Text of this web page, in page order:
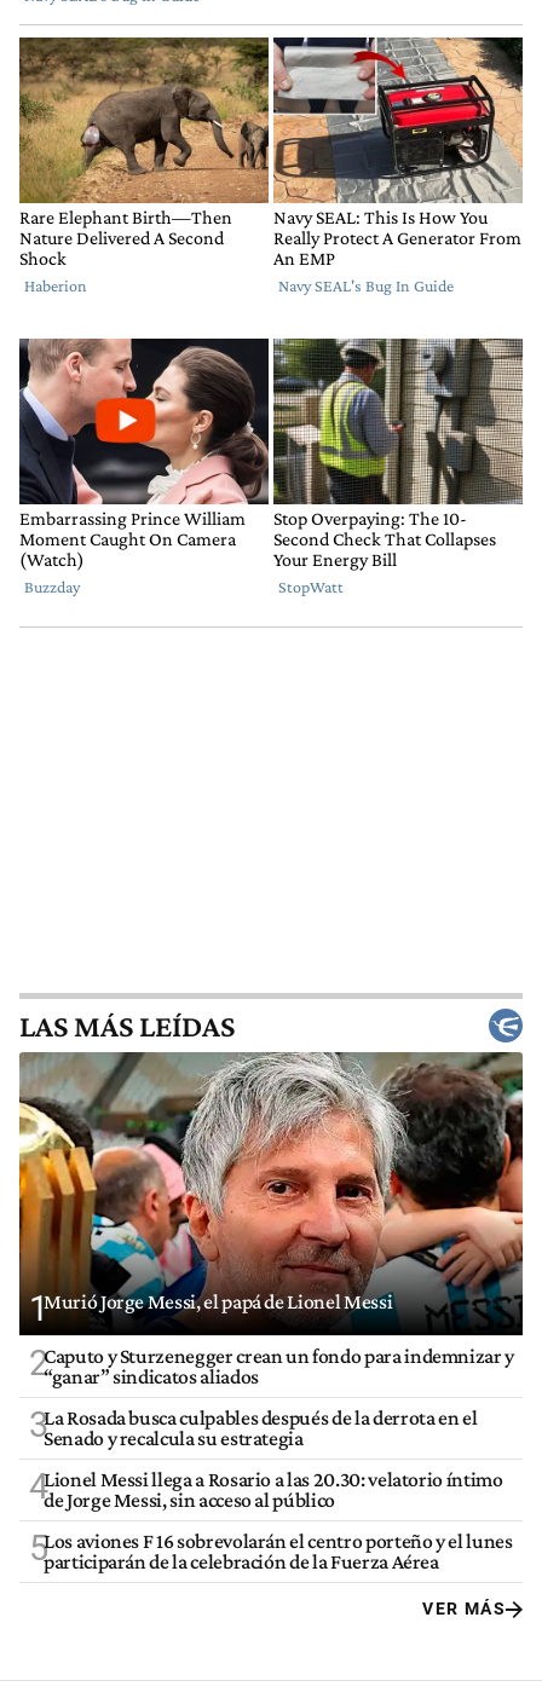
LAS MÁS LEÍDAS
1Murió Jorge Messi, el papá de Lionel Messi
2Caputo y Sturzenegger crean un fondo para indemnizar y
“ganar” sindicatos aliados
3La Rosada busca culpables después de la derrota en el
Senado y recalcula su estrategia
4Lionel Messi llega a Rosario a las 20.30: velatorio íntimo
de Jorge Messi, sin acceso al público
5Los aviones F 16 sobrevolarán el centro porteño y el lunes
participarán de la celebración de la Fuerza Aérea
VER MÁS